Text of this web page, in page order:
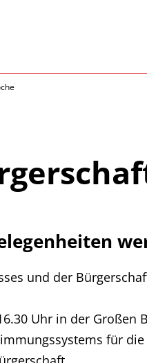
und der
Uhr in der Großen
für